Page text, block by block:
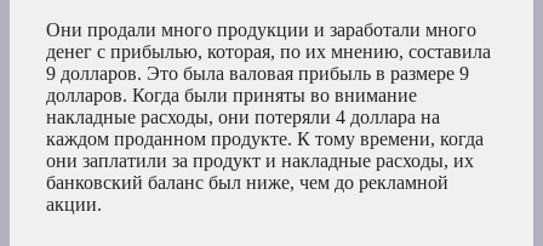
Они продали много продукции и заработали много
денег с прибылью, которая, по их мнению, составила
9 долларов. Это была валовая прибыль в размере 9
долларов. Когда были приняты во внимание
накладные расходы, они потеряли 4 доллара на
каждом проданном продукте. К тому времени, когда
они заплатили за продукт и накладные расходы, их
банковский баланс был ниже, чем до рекламной
акции.